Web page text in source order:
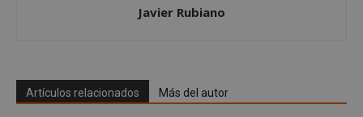
Javier Rubiano
Artículos relacionados Más del autor